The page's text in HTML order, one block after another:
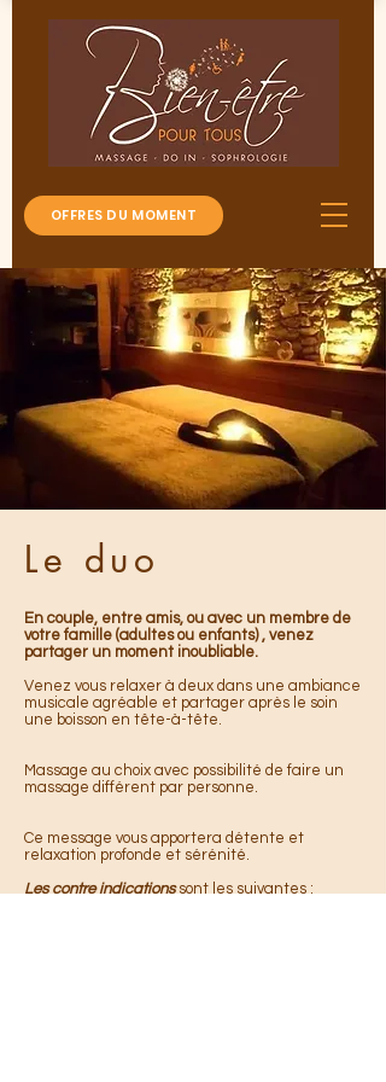
OFFRES DU MOMENT
Le duo
En couple, entre amis, ou avec un membre de
votre famille (adultes ou enfants) , venez
partager un moment inoubliable.
Venez vous relaxer à deux dans une ambiance
musicale agréable et partager après le soin
une boisson en tête-à-tête.
Massage au choix avec possibilité de faire un
massage différent par personne.
Ce message vous apportera détente et
relaxation profonde et sérénité.
Les contre indicationssont les suivantes :